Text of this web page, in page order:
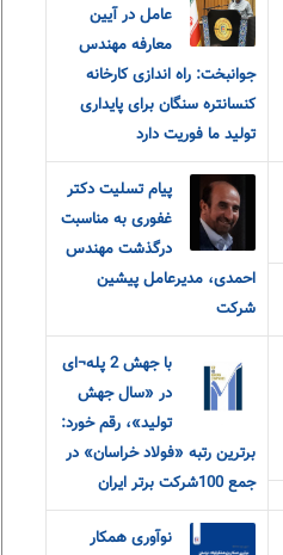
عامل در آیین
معارفه مهندس
جوانبخت: راه اندازی کارخانه
کنسانتره سنگان برای پایداری
تولید ما فوریت دارد
پیام تسلیت دکتر
غفوری به مناسبت
درگذشت مهندس
احمدی، مدیرعامل پیشین
شرکت
با جهش 2 پله¬ای
در «سال جهش
تولید»، رقم خورد:
برترین رتبه «فولاد خراسان» در
جمع 100شرکت برتر ایران
نوآوری همکار